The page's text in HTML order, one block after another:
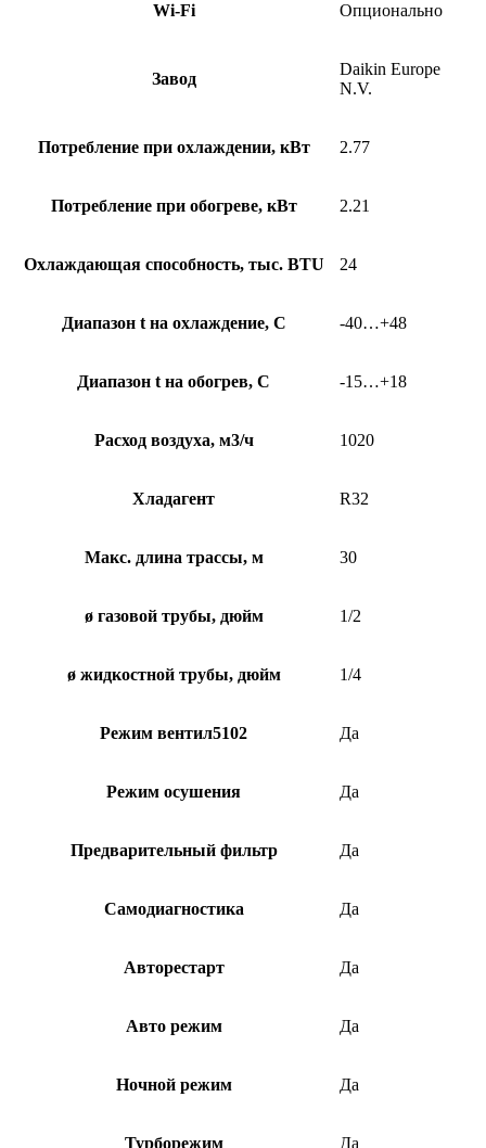
Wi-Fi Опционально
Завод
Daikin Europe
N.V.
Потребление при охлаждении, кВт 2.77
Потребление при обогреве, кВт 2.21
Охлаждающая способность, тыс. BTU 24
Диапазон t на охлаждение, С -40…+48
Диапазон t на обогрев, С -15…+18
Расход воздуха, м3/ч 1020
Хладагент R32
Макс. длина трассы, м 30
ø газовой трубы, дюйм 1/2
ø жидкостной трубы, дюйм 1/4
Режим вентил5102 Да
Режим осушения Да
Предварительный фильтр Да
Самодиагностика Да
Авторестарт Да
Авто режим Да
Ночной режим Да
Турборежим Да